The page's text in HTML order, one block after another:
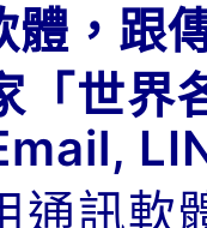
，跟
世界
訊軟